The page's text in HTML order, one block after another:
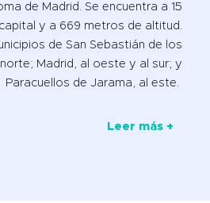
de Madrid. Se encuentra a 15
y a 669 metros de altitud.
de San Sebastián de los
Madrid, al oeste y al sur; y
Paracuellos de Jarama, al este.
Leer más +